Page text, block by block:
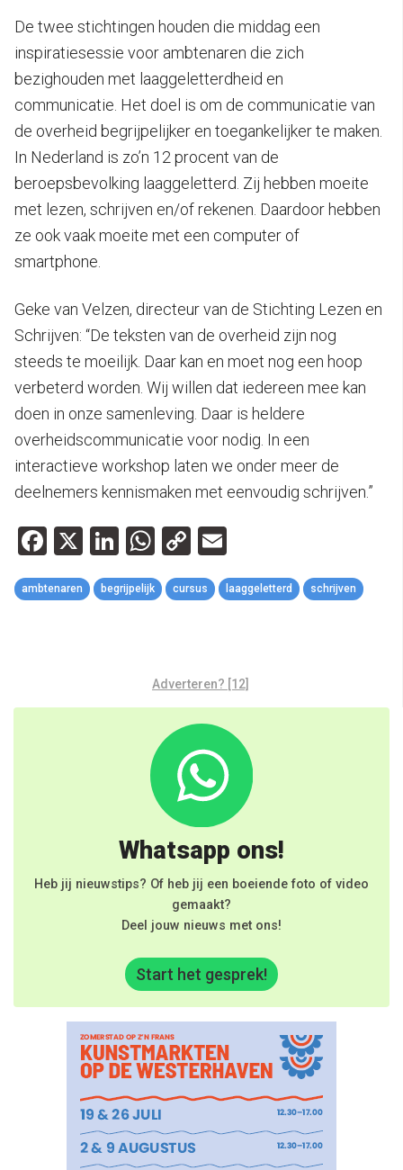
De twee stichtingen houden die middag een
inspiratiesessie voor ambtenaren die zich
bezighouden met laaggeletterdheid en
communicatie. Het doel is om de communicatie van
de overheid begrijpelijker en toegankelijker te maken.
In Nederland is zo’n 12 procent van de
beroepsbevolking laaggeletterd. Zij hebben moeite
met lezen, schrijven en/of rekenen. Daardoor hebben
ze ook vaak moeite met een computer of
smartphone.
Geke van Velzen, directeur van de Stichting Lezen en
Schrijven: “De teksten van de overheid zijn nog
steeds te moeilijk. Daar kan en moet nog een hoop
verbeterd worden. Wij willen dat iedereen mee kan
doen in onze samenleving. Daar is heldere
overheidscommunicatie voor nodig. In een
interactieve workshop laten we onder meer de
deelnemers kennismaken met eenvoudig schrijven.”
Facebook
X LinkedIn
WhatsApp
Copy
Link
ambtenaren begrijpelijk cursus laaggeletterd schrijven
Adverteren? [12]
Whatsapp ons!
Heb jij nieuwstips? Of heb jij een boeiende foto of video
gemaakt?
Deel jouw nieuws met ons!
Start het gesprek!